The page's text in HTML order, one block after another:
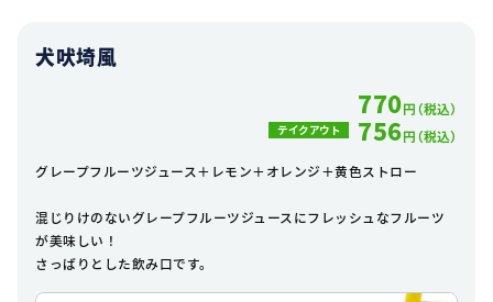
犬吠埼風
770円（税込）
テイクアウト 756円（税込）
グレープフルーツジュース＋レモン＋オレンジ＋黄色ストロー
混じりけのないグレープフルーツジュースにフレッシュなフルーツ
が美味しい！
さっぱりとした飲み口です。